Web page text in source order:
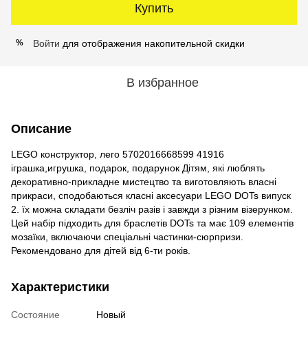
Купить
% Войти для отображения накопительной скидки
В избранное
Описание
LEGO конструктор, лего 5702016668599 41916
іграшка,игрушка, подарок, подарунок Дітям, які люблять
декоративно-прикладне мистецтво та виготовляють власні
прикраси, сподобаються класні аксесуари LEGO DOTs випуск
2. їх можна складати безліч разів і завжди з різним візерунком.
Цей набір підходить для браслетів DOTs та має 109 елементів
мозаїки, включаючи спеціальні частинки-сюрпризи.
Рекомендовано для дітей від 6-ти років.
Характеристики
Состояние Новый